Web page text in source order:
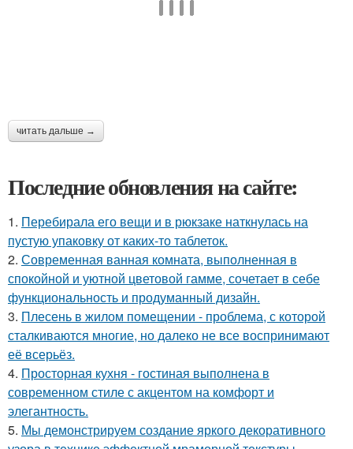
читать дальше →
Последние обновления на сайте:
1. Перебирала его вещи и в рюкзаке наткнулась на
пустую упаковку от каких-то таблеток.
2. Современная ванная комната, выполненная в
спокойной и уютной цветовой гамме, сочетает в себе
функциональность и продуманный дизайн.
3. Плесень в жилом помещении - проблема, с которой
сталкиваются многие, но далеко не все воспринимают
её всерьёз.
4. Просторная кухня - гостиная выполнена в
современном стиле с акцентом на комфорт и
элегантность.
5. Мы демонстрируем создание яркого декоративного